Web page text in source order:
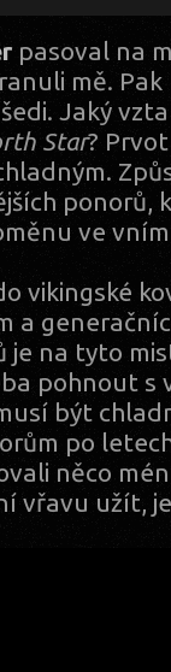
pasoval na
mě.
Jaký
Star?
ponorů,
ve
vikingské
a
je na tyto
pohnout s
být
po
něco
vřavu užít,